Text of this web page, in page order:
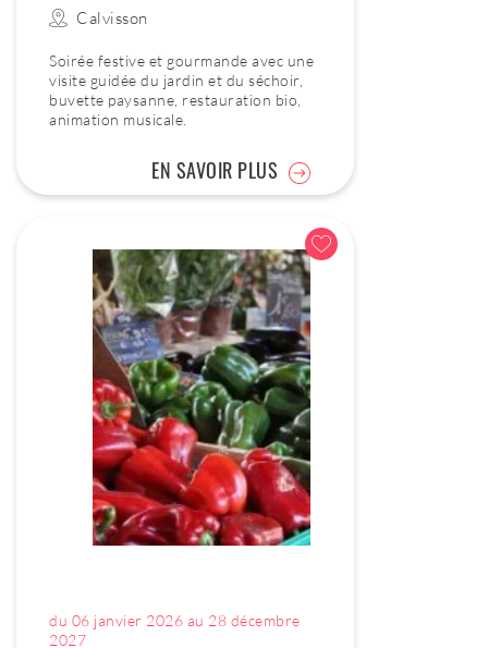
Calvisson
Soirée festive et gourmande avec une
visite guidée du jardin et du séchoir,
buvette paysanne, restauration bio,
animation musicale.
EN SAVOIR PLUS
du 06 janvier 2026 au 28 décembre
2027